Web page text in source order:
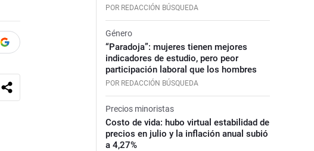
POR REDACCIÓN BÚSQUEDA
Género
“Paradoja”: mujeres tienen mejores
indicadores de estudio, pero peor
participación laboral que los hombres
POR REDACCIÓN BÚSQUEDA
Precios minoristas
Costo de vida: hubo virtual estabilidad de
precios en julio y la inflación anual subió
a 4,27%